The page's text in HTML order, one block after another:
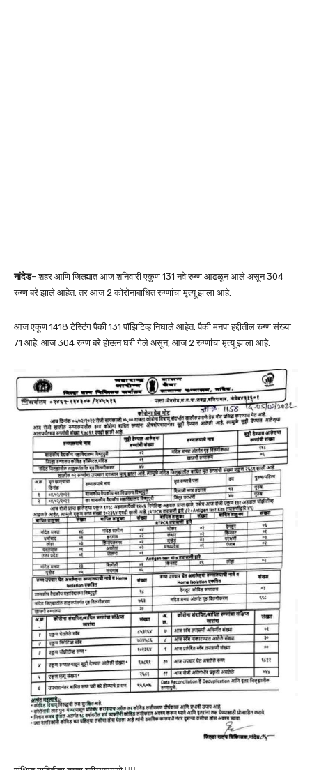
नांदेड– शहर आणि जिल्ह्यात आज शनिवारी एकुण 131 नवे रुग्ण आढळून आले असून 304
रुग्ण बरे झाले आहेत. तर आज 2 कोरोनाबाधित रुग्णांचा मृत्यू झाला आहे.
आज एकूण 1418 टेस्टिंग पैकी 131 पॉझिटिव्ह निघाले आहेत. पैकी मनपा हद्दीतील रुग्ण संख्या
71 आहे. आज 304 रुग्ण बरे होऊन घरी गेले असून, आज 2 रुग्णांचा मृत्यू झाला आहे.